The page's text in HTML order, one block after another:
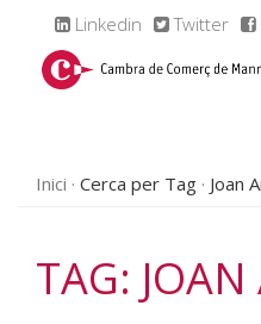
Linkedin Twitter
Inici Cerca per Tag Joan
TAG: JOAN